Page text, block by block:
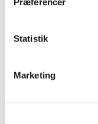
Statistik
Marketing
oktober (2)
august (2)
maj (2)